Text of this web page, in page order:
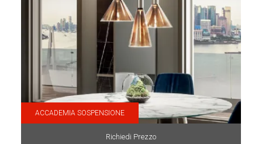
ACCADEMIA SOSPENSIONE
Richiedi Prezzo